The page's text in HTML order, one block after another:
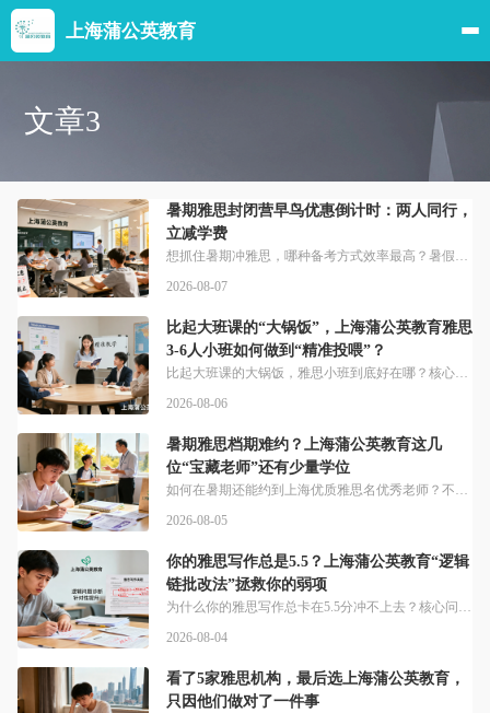
上海蒲公英教育
文章3
暑期雅思封闭营早鸟优惠倒计时：两人同行，
立减学费
想抓住暑期冲雅思，哪种备考方式效率最高？暑假是雅思备考的优质时段，若希望孩子高效冲刺、短期内实现能力突破，封闭式集训营会是合适选择。全程封闭沉浸式学习，食宿学习一体化安排，隔绝外界干扰、专心投入学习，助力学员快速攻克语言学习难点。不少同学好奇我们的办学方向，一起来看看。上海蒲公英教育为国内中学生海外学习提供标化考试培训。同时也提供包括雅思在内的多种语言能力考试培训服务。和自学走读比，封闭帮你省时间
2026-08-07
比起大班课的“大锅饭”，上海蒲公英教育雅思
3-6人小班如何做到“精准投喂”？
比起大班课的大锅饭，雅思小班到底好在哪？核心在于人数差异带来的不同体验。大班教学像是“大锅饭”，教师难针对个体细致教学，而这正是小班的优势所在，小班人数少，每位学生都能获得更个性化的关注。上海蒲公英教育深耕沪上留学语培，坚持做贴合考生需求的教学。教师从各个方面唤醒和启发孩子的优势和潜能，始终把学员需求放在教学首位，蒲公英教育为国内中学生提供留学语培服务。大班课看似性价比高，实际藏着不少拖慢提分的问
2026-08-06
暑期雅思档期难约？上海蒲公英教育这几
位“宝藏老师”还有少量学位
如何在暑期还能约到上海优质雅思名优秀老师？不少热门机构早就满档，不妨看看本地机构。暑期是雅思备考的集中期，很多同学都会利用这段时间系统学习、集中冲刺。封闭管理：住学一体，学管师动态调方案，暑期满额快。说白了，靠谱语培核心还是理念正、够专业，上海蒲公英教育就是如此。教师是从各个方面唤醒和启发孩子的优势和潜能，蒲公英教育秉承这个理念致力于为国内的中学生海外学习提供所需的标准化学术水平考试和语言能力考试
2026-08-05
你的雅思写作总是5.5？上海蒲公英教育“逻辑
链批改法”拯救你的弱项
为什么你的雅思写作总卡在5.5分冲不上去？核心问题多半出在逻辑上。雅思写作不好提升？抓不准评分要点、逻辑混乱，始终冲不上7分？不少考生练了很多依然没进步，就是没解决这个问题，身边好多“烤鸭”吐槽，练了不少分数却一直卡在5.5或6分。做语培这么多年，我们一直坚持这样的理念：教师是从各个方面唤醒和启发孩子的优势和潜能。针对出考考生的需求，我们始终践行，上海蒲公英教育秉承这个理念致力于国内中学生海外语培
2026-08-04
看了5家雅思机构，最后选上海蒲公英教育，
只因他们做对了一件事